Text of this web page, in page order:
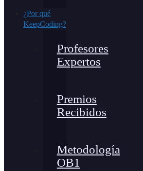
¿Por qué
KeepCoding?
Profesores
Expertos
Premios
Recibidos
Metodología
OB1